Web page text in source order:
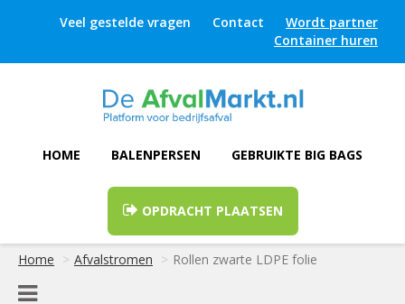
Veel gestelde vragen Contact
Wordt partner
Container huren
HOME BALENPERSEN GEBRUIKTE BIG BAGS
OPDRACHT PLAATSEN
Home Afvalstromen Rollen zwarte LDPE folie